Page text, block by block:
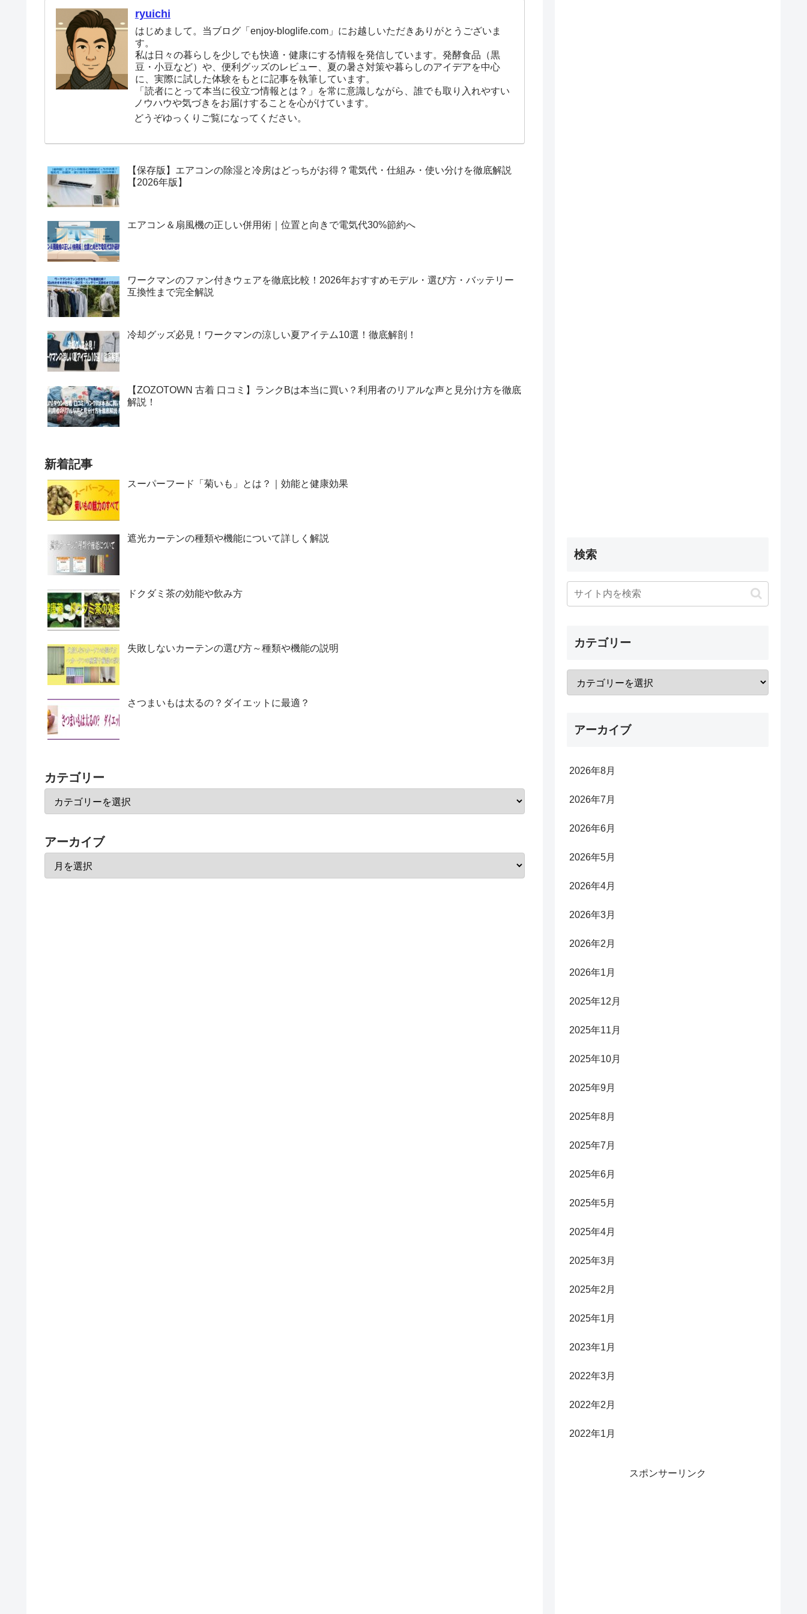
ryuichi
はじめまして。当ブログ「enjoy-bloglife.com」にお越しいただきありがとうございま
す。
私は日々の暮らしを少しでも快適・健康にする情報を発信しています。発酵食品（黒
豆・小豆など）や、便利グッズのレビュー、夏の暑さ対策や暮らしのアイデアを中心
に、実際に試した体験をもとに記事を執筆しています。
「読者にとって本当に役立つ情報とは？」を常に意識しながら、誰でも取り入れやすい
ノウハウや気づきをお届けすることを心がけています。
どうぞゆっくりご覧になってください。
【保存版】エアコンの除湿と冷房はどっちがお得？電気代・仕組み・使い分けを徹底解説
【2026年版】
エアコン＆扇風機の正しい併用術｜位置と向きで電気代30%節約へ
ワークマンのファン付きウェアを徹底比較！2026年おすすめモデル・選び方・バッテリー
互換性まで完全解説
冷却グッズ必見！ワークマンの涼しい夏アイテム10選！徹底解剖！
【ZOZOTOWN 古着 口コミ】ランクBは本当に買い？利用者のリアルな声と見分け方を徹底
解説！
新着記事
スーパーフード「菊いも」とは？｜効能と健康効果
遮光カーテンの種類や機能について詳しく解説
ドクダミ茶の効能や飲み方
失敗しないカーテンの選び方～種類や機能の説明
さつまいもは太るの？ダイエットに最適？
カテゴリー
アーカイブ
検索
カテゴリー
アーカイブ
2026年8月
2026年7月
2026年6月
2026年5月
2026年4月
2026年3月
2026年2月
2026年1月
2025年12月
2025年11月
2025年10月
2025年9月
2025年8月
2025年7月
2025年6月
2025年5月
2025年4月
2025年3月
2025年2月
2025年1月
2023年1月
2022年3月
2022年2月
2022年1月
スポンサーリンク